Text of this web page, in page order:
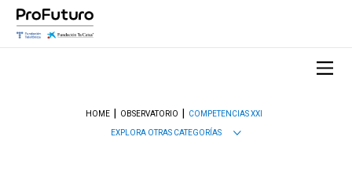
HOME OBSERVATORIO
COMPETENCIAS XXI
EXPLORA OTRAS CATEGORÍAS